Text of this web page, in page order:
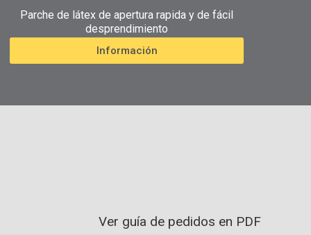
Parche de látex de apertura rapida y de fácil
desprendimiento
Información
Ver guía de pedidos en PDF